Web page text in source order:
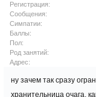
Регистрация:
Сообщения:
Симпатии:
Баллы:
Пол:
Род занятий:
Адрес:
ну зачем так сразу
хранительница очага.